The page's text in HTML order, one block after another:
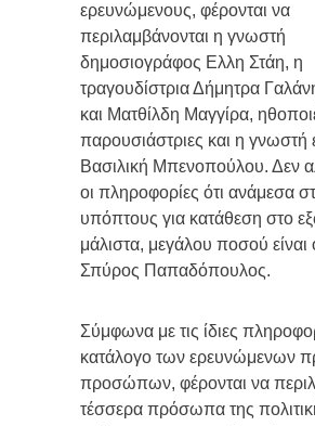
ερευνώμενους, φέρονται να
περιλαμβάνονται η γνωστή
δημοσιογράφος Ελλη Στάη, η
τραγουδίστρια Δήμητρα
και Ματθίλδη Μαγγίρα,
παρουσιάστριες και η γνωστή
Βασιλική Μπενοπούλου. Δεν
οι πληροφορίες ότι ανάμεσα
υπόπτους για κατάθεση στο
μάλιστα, μεγάλου ποσού
Σπύρος Παπαδόπουλος.
Σύμφωνα με τις ίδιες
κατάλογο των ερευνώμενων
προσώπων, φέρονται να
τέσσερα πρόσωπα της